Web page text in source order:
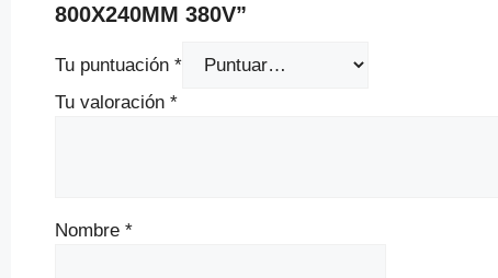
800X240MM 380V”
Tu puntuación *
Tu valoración *
Nombre *